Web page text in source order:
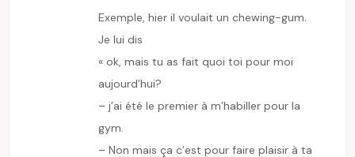
Exemple, hier il voulait un chewing-gum.
Je lui dis
« ok, mais tu as fait quoi toi pour moi
aujourd’hui?
– j’ai été le premier à m’habiller pour la
gym.
– Non mais ça c’est pour faire plaisir à ta